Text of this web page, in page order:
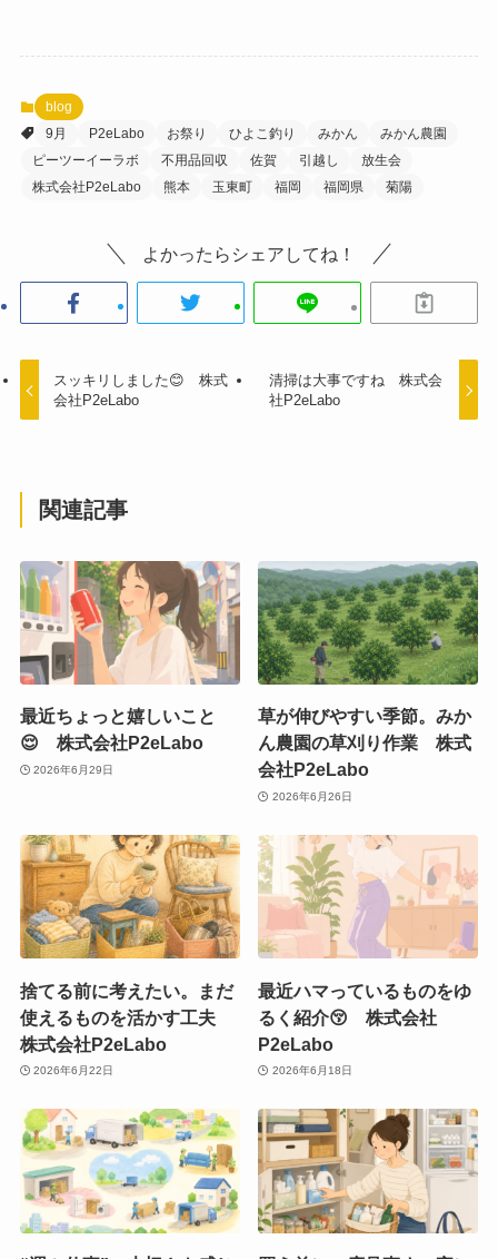
blog
9月
P2eLabo お祭り ひよこ釣り みかん
みかん農園
ピーツーイーラボ
不用品回収 佐賀 引越し
放生会
株式会社P2eLabo
熊本 玉東町 福岡 福岡県 菊陽
よかったらシェアしてね！
スッキリしました😊 株式
会社P2eLabo
清掃は大事ですね 株式会
社P2eLabo
関連記事
最近ちょっと嬉しいこと
😌 株式会社P2eLabo
2026年6月29日
草が伸びやすい季節。みか
ん農園の草刈り作業 株式
会社P2eLabo
2026年6月26日
捨てる前に考えたい。まだ
使えるものを活かす工夫
株式会社P2eLabo
2026年6月22日
最近ハマっているものをゆ
るく紹介😚 株式会社
P2eLabo
2026年6月18日